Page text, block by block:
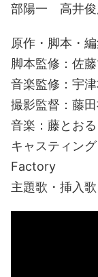
部陽一 高井
原作・脚本・
脚本監修：佐
音楽監修：宇
撮影監督：藤田
音楽：藤とお
キャスティン
Factory
主題歌・挿入